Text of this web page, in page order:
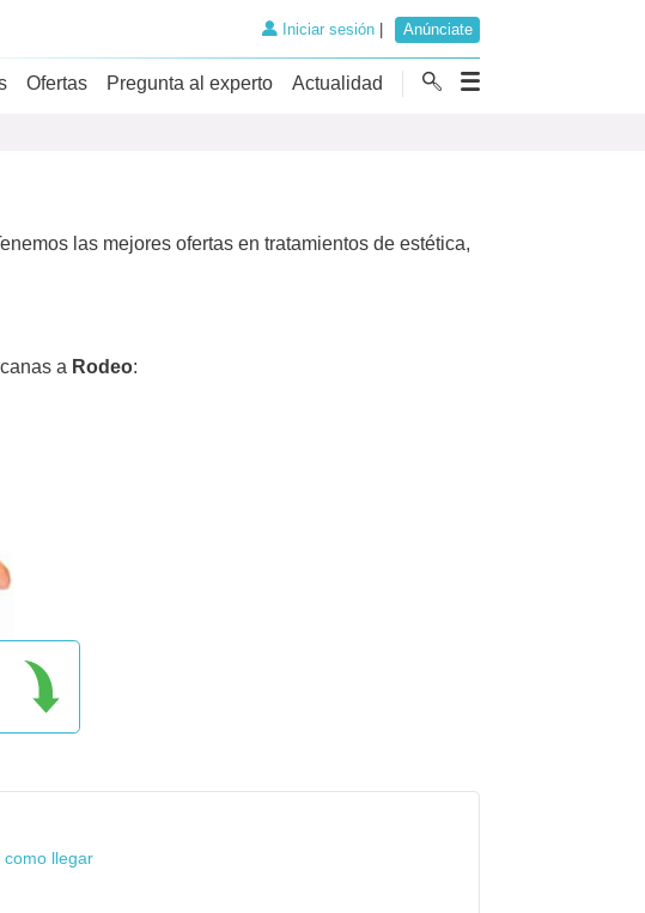
Iniciar sesión| Anúnciate
Ofertas Pregunta al experto Actualidad
las mejores ofertas en tratamientos de estética,
a Rodeo:
como llegar